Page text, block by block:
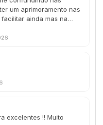
um aprimoramento nas
ainda mas na
e da qualidade
excelentes !! Muito